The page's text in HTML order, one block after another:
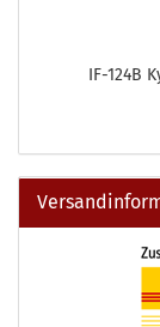
IF-124B